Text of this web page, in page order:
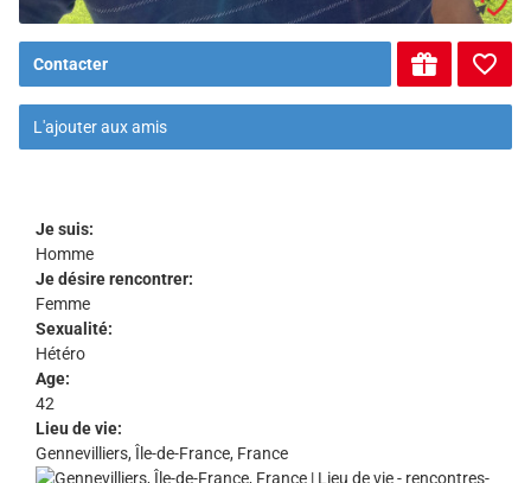
Contacter
L'ajouter aux amis
Je suis:
Homme
Je désire rencontrer:
Femme
Sexualité:
Hétéro
Age:
42
Lieu de vie:
Gennevilliers, Île-de-France, France